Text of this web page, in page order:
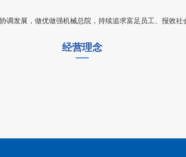
调发展，做优做强机械总院，持续追求富足员工、报效社
经营理念